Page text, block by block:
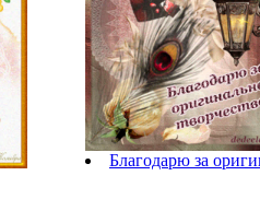
Благодарю за